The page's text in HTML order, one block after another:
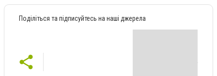
Поділіться та підписуйтесь на наші джерела